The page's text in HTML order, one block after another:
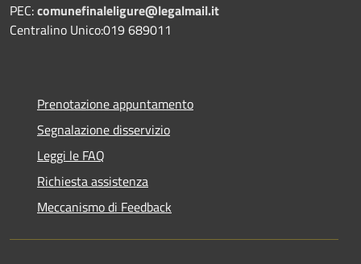
PEC:comunefinaleligure@legalmail.it
Centralino Unico:019 689011
Prenotazione appuntamento
Segnalazione disservizio
Leggi le FAQ
Richiesta assistenza
Meccanismo di Feedback